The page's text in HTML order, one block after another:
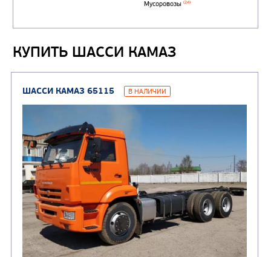
ГРУЗОВЫЕ АВТОМОБИЛИ
Бортовые автомобили(9)
Самосвалы(8)
Седельные тягачи(8)
Автофургоны
ПОДЪЕМНО-
ТРАНСПОРТНАЯ
Автокраны(3)
Крано-
КУПИТЬ ШАССИ КАМАЗ